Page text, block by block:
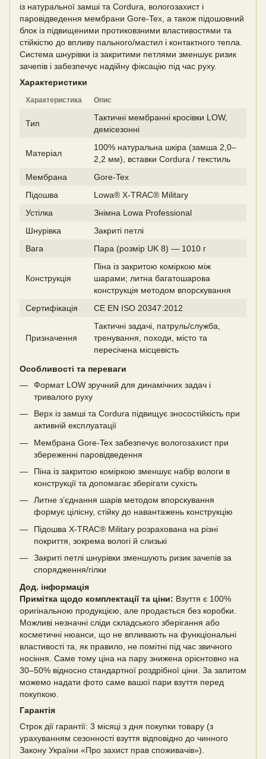
із натуральної замші та Cordura, вологозахист і
паровідведення мембрани Gore-Tex, а також підошовний
блок із підвищеними протиковзними властивостями та
стійкістю до впливу пального/мастил і контактного тепла.
Система шнурівки із закритими петлями зменшує ризик
зачепів і забезпечує надійну фіксацію під час руху.
Характеристики
Характеристика Опис
Тип
Тактичні мембранні кросівки LOW,
демісезонні
Матеріал
100% натуральна шкіра (замша 2,0–
2,2 мм), вставки Cordura / текстиль
Мембрана
Gore-Tex
Підошва
Lowa® X-TRAC® Military
Устілка
Знімна Lowa Professional
Шнурівка
Закриті петлі
Вага
Пара (розмір UK 8) — 1010 г
Конструкція
Піна із закритою коміркою між
шарами; литна багатошарова
конструкція методом впорскування
Сертифікація
CE EN ISO 20347:2012
Призначення
Тактичні задачі, патруль/служба,
тренування, походи, місто та
пересічена місцевість
Особливості та переваги
Формат LOW зручний для динамічних задач і
тривалого руху
Верх із замші та Cordura підвищує зносостійкість при
активній експлуатації
Мембрана Gore-Tex забезпечує вологозахист при
збереженні паровідведення
Піна із закритою коміркою зменшує набір вологи в
конструкції та допомагає зберігати сухість
Литне з’єднання шарів методом впорскування
формує цілісну, стійку до навантажень конструкцію
Підошва X-TRAC® Military розрахована на різні
покриття, зокрема вологі й слизькі
Закриті петлі шнурівки зменшують ризик зачепів за
спорядження/гілки
Дод. інформація
Примітка щодо комплектації та ціни: Взуття є 100%
оригінальною продукцією, але продається без коробки.
Можливі незначні сліди складського зберігання або
косметичні нюанси, що не впливають на функціональні
властивості та, як правило, не помітні під час звичного
носіння. Саме тому ціна на пару знижена орієнтовно на
30–50% відносно стандартної роздрібної ціни. За запитом
можемо надати фото саме вашої пари взуття перед
покупкою.
Гарантія
Строк дії гарантії: 3 місяці з дня покупки товару (з
урахуванням сезонності взуття відповідно до чинного
Закону України «Про захист прав споживачів»).